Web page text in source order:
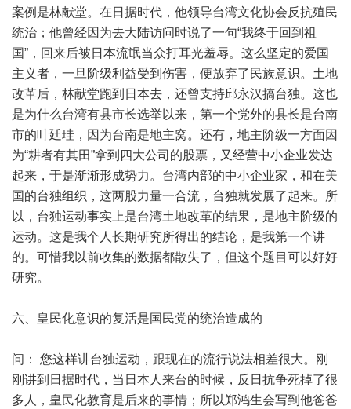
案例是林献堂。在日据时代，他领导台湾文化协会反抗殖民
统治；他曾经因为去大陆访问时说了一句“我终于回到祖
国”，回来后被日本流氓当众打耳光羞辱。这么坚定的爱国
主义者，一旦阶级利益受到伤害，便放弃了民族意识。土地
改革后，林献堂跑到日本去，还曾支持邱永汉搞台独。这也
是为什么台湾有县市长选举以来，第一个党外的县长是台南
市的叶廷珪，因为台南是地主窝。还有，地主阶级一方面因
为“耕者有其田”拿到四大公司的股票，又经营中小企业发达
起来，于是渐渐形成势力。台湾内部的中小企业家，和在美
国的台独组织，这两股力量一合流，台独就发展了起来。所
以，台独运动事实上是台湾土地改革的结果，是地主阶级的
运动。这是我个人长期研究所得出的结论，是我第一个讲
的。可惜我以前收集的数据都散失了，但这个题目可以好好
研究。
六、皇民化意识的复活是国民党的统治造成的
问： 您这样讲台独运动，跟现在的流行说法相差很大。刚
刚讲到日据时代，当日本人来台的时候，反日抗争死掉了很
多人，皇民化教育是后来的事情；所以郑鸿生会写到他爸爸